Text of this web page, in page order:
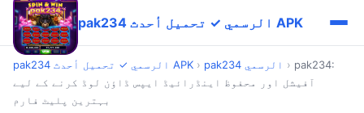
pak234 الرسمي ✓ تحميل أحدث APK
pak234 الرسمي ✓ تحميل أحدث APK › pak234 الرسمي › pak234:
آفیشل اور محفوظ اینڈرائیڈ ایپس ڈاؤن لوڈ کرنے کے لیے
بہترین پلیٹ فارم